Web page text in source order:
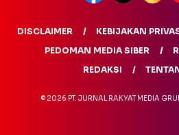
DISCLAIMER KEBIJAKAN
PEDOMAN MEDIA SIBER
REDAKSI
© 2026 PT. JURNAL RAKYAT MEDIA